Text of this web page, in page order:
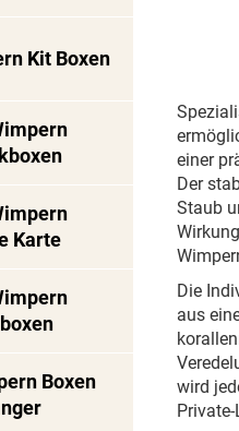
Kit Boxen
Karte
Boxen
einer
Der
Staub
Die
aus
wird